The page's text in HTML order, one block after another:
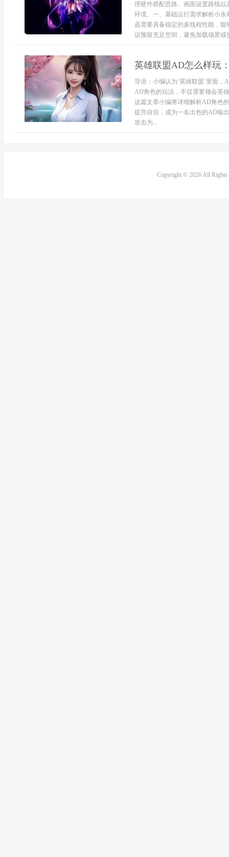
理硬件搭配思路、画面设置路线
环境。一、基础运行需求解析小
器需要具备稳定的多线程性能，
议预留充足空间，避免加载场景或
英雄联盟AD怎么样玩
导语：小编认为‘英雄联盟’里面
AD角色的玩法，不仅需要领会英
这篇文章小编将详细解析AD角色
提升自信，成为一名出色的AD输
攻击为...
Copyright © 2026 All